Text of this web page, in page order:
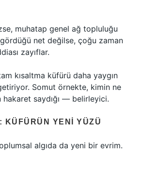
muhatap genel ağ topluluğu
net değilse, çoğu zaman
zayıflar.
kısaltma küfürü daha yaygın
Somut örnekte, kimin ne
hakaret saydığı — belirleyici.
KÜFÜRÜN YENI YÜZÜ
algıda da yeni bir evrim.